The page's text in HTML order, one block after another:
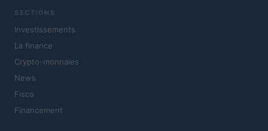
SECTIONS
Investissements
La finance
Crypto-monnaies
News
Fisco
Financement